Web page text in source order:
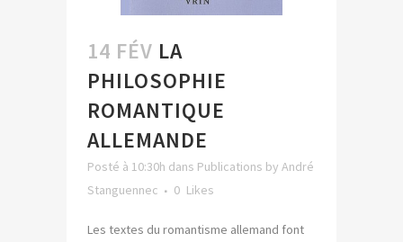
14 FÉV LA
PHILOSOPHIE
ROMANTIQUE
ALLEMANDE
Posté à 10:30h dans Publications by André
Stanguennec
0 Likes
Les textes du romantisme allemand font